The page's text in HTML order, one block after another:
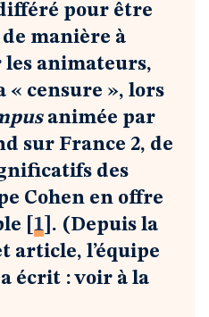
pour être
manière à
animateurs,
« censure », lors
animée par
sur France 2, de
des
Cohen en offre
1 . (Depuis la
article, l’équipe
écrit : voir à la